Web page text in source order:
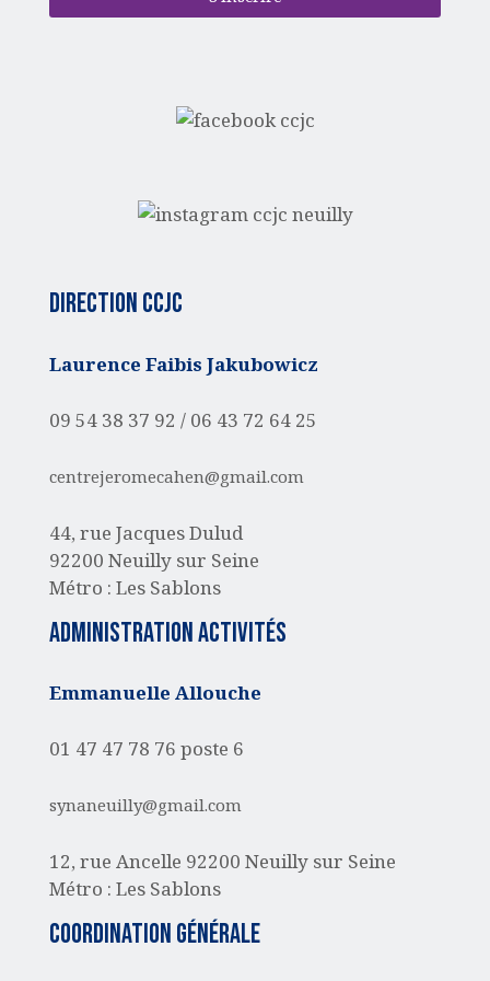
Direction CCJC
Laurence Faibis Jakubowicz
09 54 38 37 92 / 06 43 72 64 25
centrejeromecahen@gmail.com
44, rue Jacques Dulud
92200 Neuilly sur Seine
Métro : Les Sablons
administration activités
Emmanuelle Allouche
01 47 47 78 76 poste 6
synaneuilly@gmail.com
12, rue Ancelle 92200 Neuilly sur Seine
Métro : Les Sablons
Coordination générale